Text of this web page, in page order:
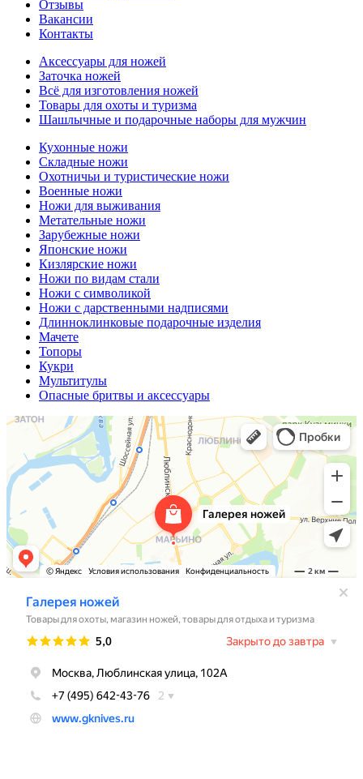
Отзывы
Вакансии
Контакты
Аксессуары для ножей
Заточка ножей
Всё для изготовления ножей
Товары для охоты и туризма
Шашлычные и подарочные наборы для мужчин
Кухонные ножи
Складные ножи
Охотничьи и туристические ножи
Военные ножи
Ножи для выживания
Метательные ножи
Зарубежные ножи
Японские ножи
Кизлярские ножи
Ножи по видам стали
Ножи с символикой
Ножи с дарственными надписями
Длинноклинковые подарочные изделия
Мачете
Топоры
Кукри
Мультитулы
Опасные бритвы и аксессуары